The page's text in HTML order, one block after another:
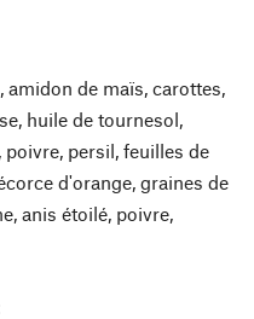
de maïs, carottes,
huile de tournesol,
persil, feuilles de
d'orange, graines de
anis étoilé, poivre,